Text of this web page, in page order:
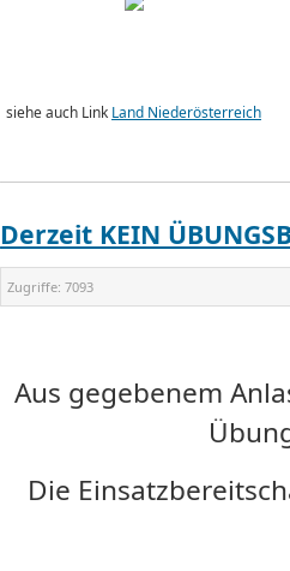
siehe auch Link Land Niederösterreich
Derzeit KEIN
Zugriffe: 7093
Aus gegebenem
Die